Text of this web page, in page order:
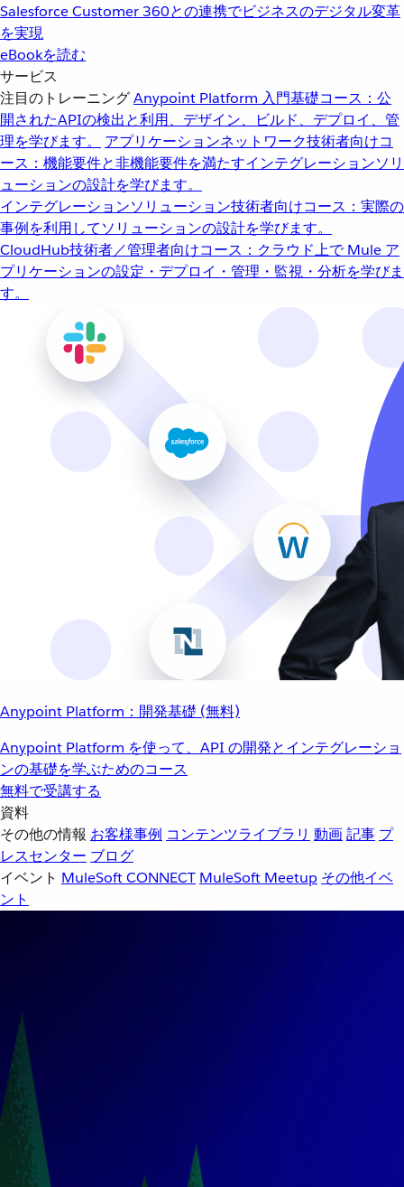
Salesforce Customer 360との連携でビジネスのデジタル変革
を実現
eBookを読む
サービス
注目のトレーニングAnypoint Platform 入門基礎コース：公
開されたAPIの検出と利用、デザイン、ビルド、デプロイ、管
理を学びます。
アプリケーションネットワーク技術者向けコ
ース：機能要件と非機能要件を満たすインテグレーションソリ
ューションの設計を学びます。
インテグレーションソリューション技術者向けコース：実際の
事例を利用してソリューションの設計を学びます。
CloudHub技術者／管理者向けコース：クラウド上で Mule ア
プリケーションの設定・デプロイ・管理・監視・分析を学びま
す。
Anypoint Platform：開発基礎 (無料)
Anypoint Platform を使って、API の開発とインテグレーショ
ンの基礎を学ぶためのコース
無料で受講する
資料
その他の情報 お客様事例 コンテンツライブラリ 動画記事 プ
レスセンター ブログ
イベント MuleSoft CONNECT MuleSoft Meetup その他イベ
ント